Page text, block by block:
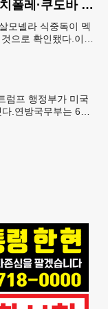
할라피뇨 살모넬라 비상 치폴레·쿠도바 긴급 회수
모넬라 식중독이 멕
으로 확인됐다.이에
럼프 행정부가 미국
.연방국무부는 6일